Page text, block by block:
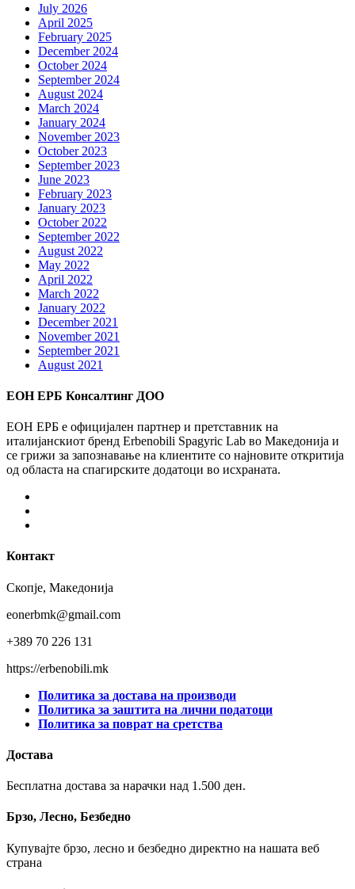
July 2026
April 2025
February 2025
December 2024
October 2024
September 2024
August 2024
March 2024
January 2024
November 2023
October 2023
September 2023
June 2023
February 2023
January 2023
October 2022
September 2022
August 2022
May 2022
April 2022
March 2022
January 2022
December 2021
November 2021
September 2021
August 2021
ЕОН ЕРБ Консалтинг ДОО
ЕОН ЕРБ е официјален партнер и претставник на
италијанскиот бренд Erbenobili Spagyric Lab во Македонија и
се грижи за запознавање на клиентите со најновите откритија
од областа на спагирските додатоци во исхраната.
Контакт
Скопје, Македонија
eonerbmk@gmail.com
+389 70 226 131
https://erbenobili.mk
Политика за достава на производи
Политика за заштита на лични податоци
Политика за поврат на сретства
Достава
Бесплатна достава за нарачки над 1.500 ден.
Брзо, Лесно, Безбедно
Купувајте брзо, лесно и безбедно директно на нашата веб
страна